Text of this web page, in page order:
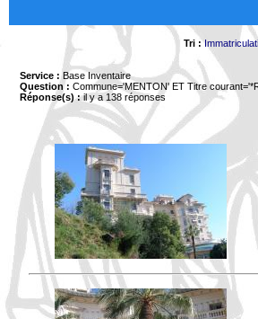
Tri :
Service : Base Inventaire
Question : Commune='MENTON' ET Titre
Réponse(s) :il y a 138 réponses